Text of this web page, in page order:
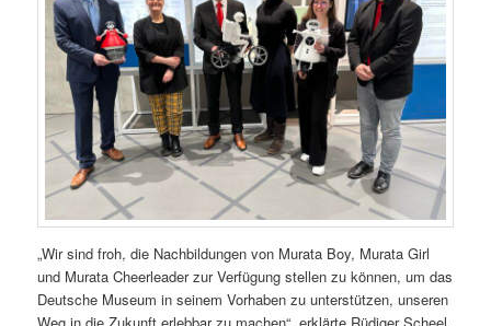
„Wir sind froh, die Nachbildungen von Murata Boy, Murata Girl
und Murata Cheerleader zur Verfügung stellen zu können, um das
Deutsche Museum in seinem Vorhaben zu unterstützen, unseren